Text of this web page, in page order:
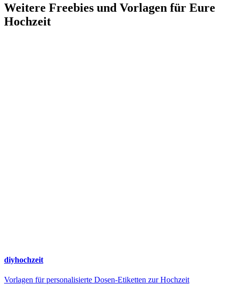
Weitere Freebies und Vorlagen für Eure
Hochzeit
diyhochzeit
Vorlagen für personalisierte Dosen-Etiketten zur Hochzeit